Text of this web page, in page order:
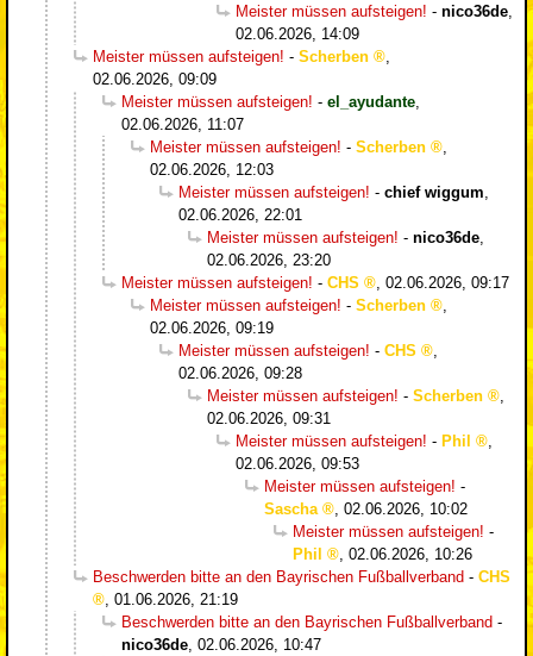
Meister müssen aufsteigen! - nico36de,
02.06.2026, 14:09
Meister müssen aufsteigen! - Scherben
,
02.06.2026, 09:09
Meister müssen aufsteigen! - el_ayudante,
02.06.2026, 11:07
Meister müssen aufsteigen! - Scherben
,
02.06.2026, 12:03
Meister müssen aufsteigen! - chief wiggum,
02.06.2026, 22:01
Meister müssen aufsteigen! - nico36de,
02.06.2026, 23:20
Meister müssen aufsteigen! - CHS , 02.06.2026, 09:17
Meister müssen aufsteigen! - Scherben
,
02.06.2026, 09:19
Meister müssen aufsteigen! - CHS
,
02.06.2026, 09:28
Meister müssen aufsteigen! - Scherben
,
02.06.2026, 09:31
Meister müssen aufsteigen! - Phil
,
02.06.2026, 09:53
Meister müssen aufsteigen! -
Sascha
, 02.06.2026, 10:02
Meister müssen aufsteigen! -
Phil
, 02.06.2026, 10:26
Beschwerden bitte an den Bayrischen Fußballverband - CHS
, 01.06.2026, 21:19
Beschwerden bitte an den Bayrischen Fußballverband -
nico36de, 02.06.2026, 10:47